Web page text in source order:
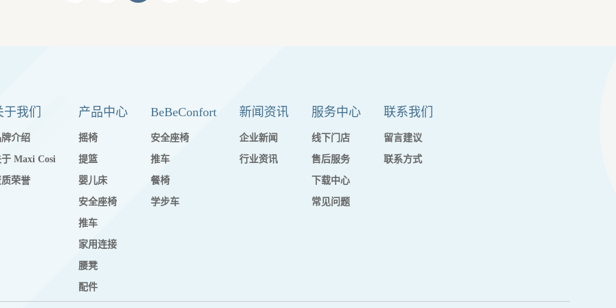
于我们
介绍
Maxi Cosi
荣誉
产品中心
摇椅
提篮
婴儿床
安全座椅
推车
家用连接
腰凳
配件
BeBeConfort
安全座椅
推车
餐椅
学步车
新闻资讯
企业新闻
行业资讯
服务中心
线下门店
售后服务
下载中心
常见问题
联系我们
留言建议
联系方式